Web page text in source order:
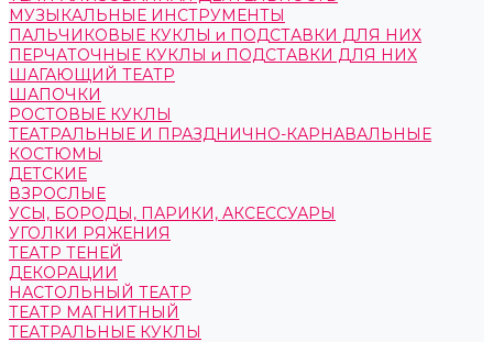
МУЗЫКАЛЬНЫЕ ИНСТРУМЕНТЫ
ПАЛЬЧИКОВЫЕ КУКЛЫ и ПОДСТАВКИ ДЛЯ НИХ
ПЕРЧАТОЧНЫЕ КУКЛЫ и ПОДСТАВКИ ДЛЯ НИХ
ШАГАЮЩИЙ ТЕАТР
ШАПОЧКИ
РОСТОВЫЕ КУКЛЫ
ТЕАТРАЛЬНЫЕ И ПРАЗДНИЧНО-КАРНАВАЛЬНЫЕ
КОСТЮМЫ
ДЕТСКИЕ
ВЗРОСЛЫЕ
УСЫ, БОРОДЫ, ПАРИКИ, АКСЕССУАРЫ
УГОЛКИ РЯЖЕНИЯ
ТЕАТР ТЕНЕЙ
ДЕКОРАЦИИ
НАСТОЛЬНЫЙ ТЕАТР
ТЕАТР МАГНИТНЫЙ
ТЕАТРАЛЬНЫЕ КУКЛЫ